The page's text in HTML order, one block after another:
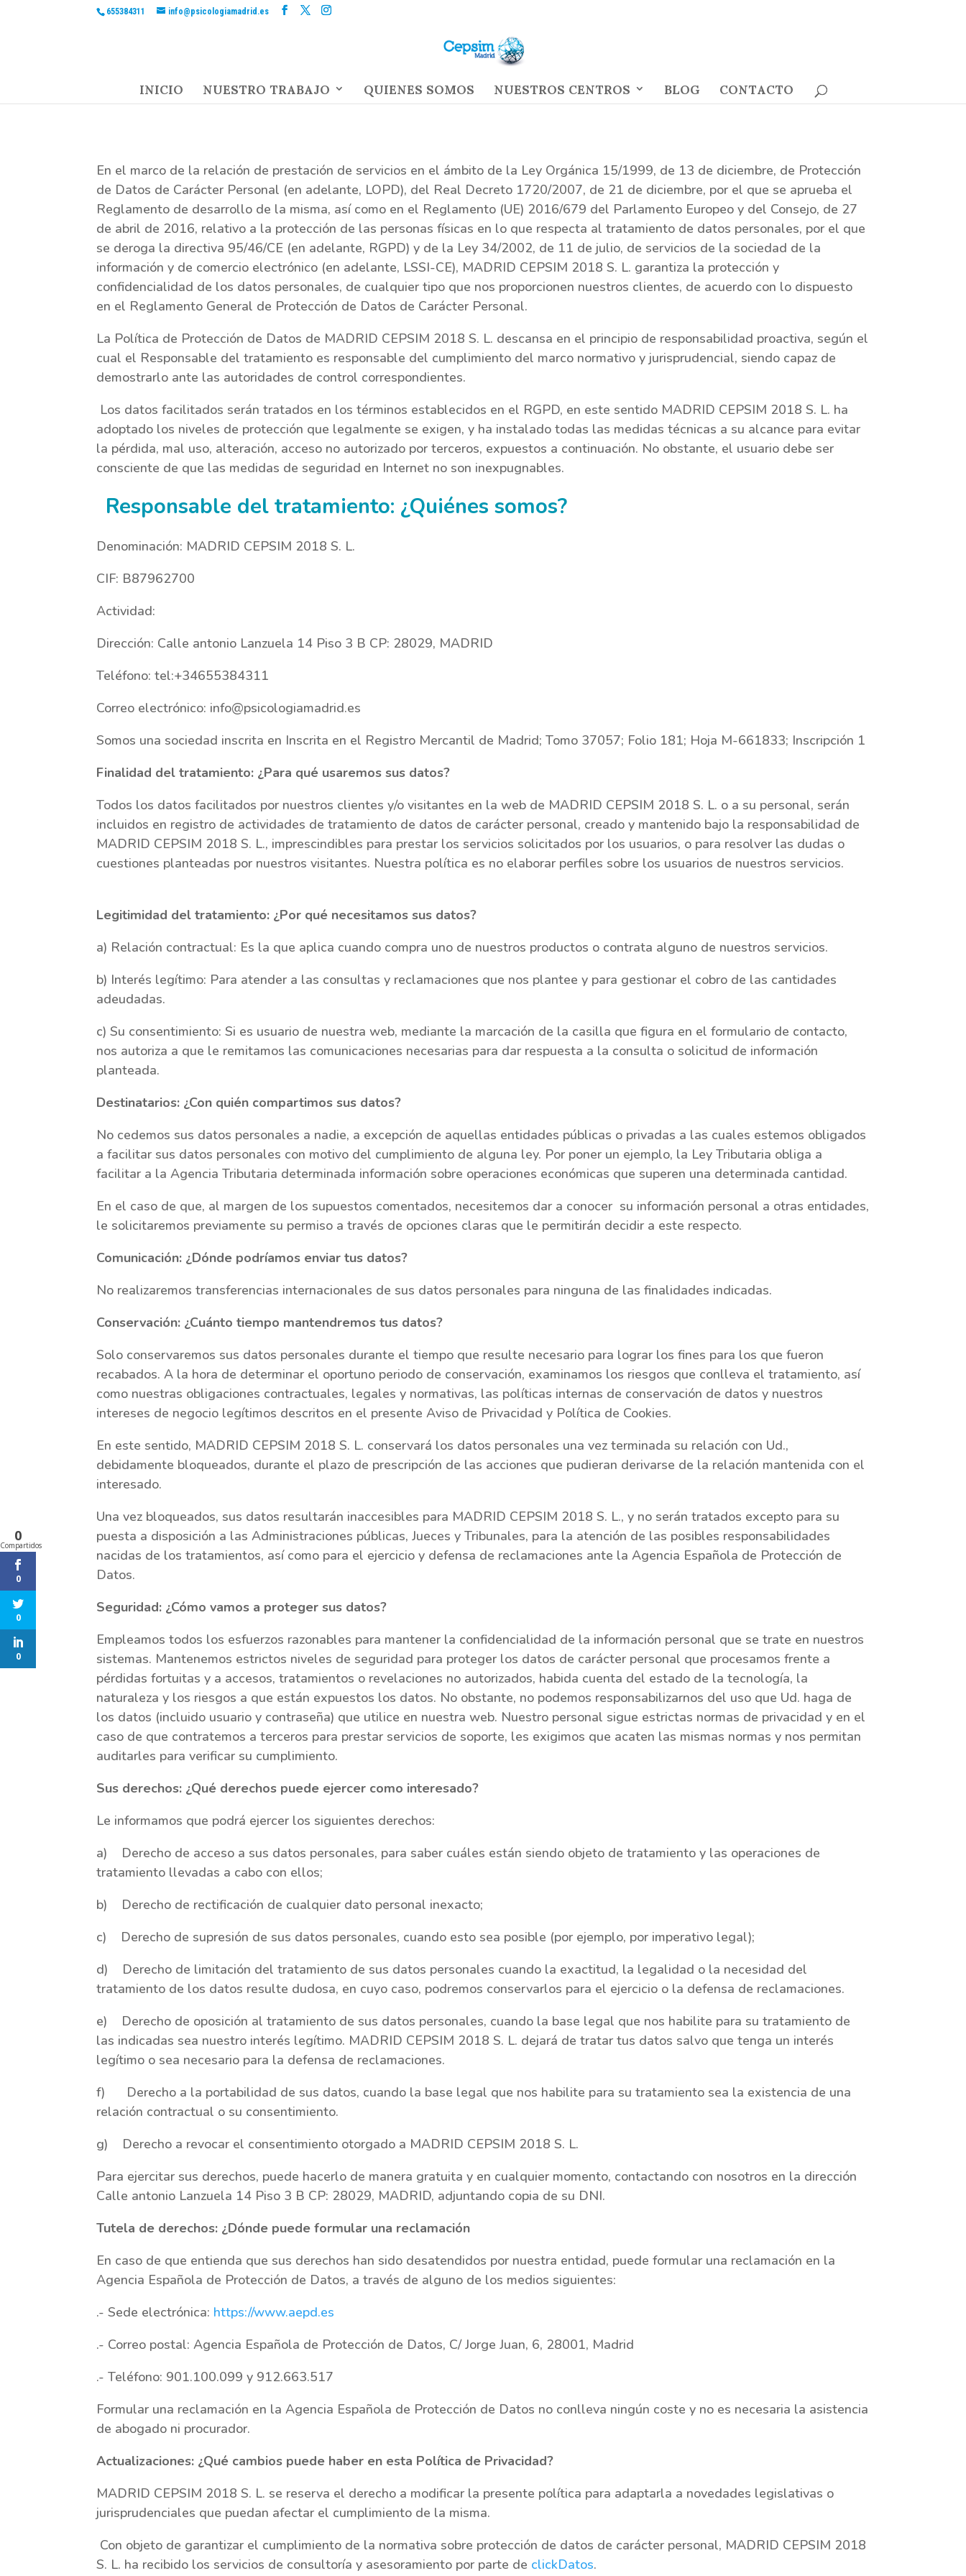
655384311 info@psicologiamadrid.es
INICIO NUESTRO TRABAJO QUIENES SOMOS NUESTROS CENTROS BLOG CONTACTO
En el marco de la relación de prestación de servicios en el ámbito de la Ley Orgánica 15/1999, de 13 de diciembre, de Protección
de Datos de Carácter Personal (en adelante, LOPD), del Real Decreto 1720/2007, de 21 de diciembre, por el que se aprueba el
Reglamento de desarrollo de la misma, así como en el Reglamento (UE) 2016/679 del Parlamento Europeo y del Consejo, de 27
de abril de 2016, relativo a la protección de las personas físicas en lo que respecta al tratamiento de datos personales, por el que
se deroga la directiva 95/46/CE (en adelante, RGPD) y de la Ley 34/2002, de 11 de julio, de servicios de la sociedad de la
información y de comercio electrónico (en adelante, LSSI-CE), MADRID CEPSIM 2018 S. L. garantiza la protección y
confidencialidad de los datos personales, de cualquier tipo que nos proporcionen nuestros clientes, de acuerdo con lo dispuesto
en el Reglamento General de Protección de Datos de Carácter Personal.
La Política de Protección de Datos de MADRID CEPSIM 2018 S. L. descansa en el principio de responsabilidad proactiva, según el
cual el Responsable del tratamiento es responsable del cumplimiento del marco normativo y jurisprudencial, siendo capaz de
demostrarlo ante las autoridades de control correspondientes.
Los datos facilitados serán tratados en los términos establecidos en el RGPD, en este sentido MADRID CEPSIM 2018 S. L. ha
adoptado los niveles de protección que legalmente se exigen, y ha instalado todas las medidas técnicas a su alcance para evitar
la pérdida, mal uso, alteración, acceso no autorizado por terceros, expuestos a continuación. No obstante, el usuario debe ser
consciente de que las medidas de seguridad en Internet no son inexpugnables.
Responsable del tratamiento: ¿Quiénes somos?
Denominación: MADRID CEPSIM 2018 S. L.
CIF: B87962700
Actividad:
Dirección: Calle antonio Lanzuela 14 Piso 3 B CP: 28029, MADRID
Teléfono: tel:+34655384311
Correo electrónico: info@psicologiamadrid.es
Somos una sociedad inscrita en Inscrita en el Registro Mercantil de Madrid; Tomo 37057; Folio 181; Hoja M-661833; Inscripción 1
Finalidad del tratamiento: ¿Para qué usaremos sus datos?
Todos los datos facilitados por nuestros clientes y/o visitantes en la web de MADRID CEPSIM 2018 S. L. o a su personal, serán
incluidos en registro de actividades de tratamiento de datos de carácter personal, creado y mantenido bajo la responsabilidad de
MADRID CEPSIM 2018 S. L., imprescindibles para prestar los servicios solicitados por los usuarios, o para resolver las dudas o
cuestiones planteadas por nuestros visitantes. Nuestra política es no elaborar perfiles sobre los usuarios de nuestros servicios.
Legitimidad del tratamiento: ¿Por qué necesitamos sus datos?
a) Relación contractual: Es la que aplica cuando compra uno de nuestros productos o contrata alguno de nuestros servicios.
b) Interés legítimo: Para atender a las consultas y reclamaciones que nos plantee y para gestionar el cobro de las cantidades
adeudadas.
c) Su consentimiento: Si es usuario de nuestra web, mediante la marcación de la casilla que figura en el formulario de contacto,
nos autoriza a que le remitamos las comunicaciones necesarias para dar respuesta a la consulta o solicitud de información
planteada.
Destinatarios: ¿Con quién compartimos sus datos?
No cedemos sus datos personales a nadie, a excepción de aquellas entidades públicas o privadas a las cuales estemos obligados
a facilitar sus datos personales con motivo del cumplimiento de alguna ley. Por poner un ejemplo, la Ley Tributaria obliga a
facilitar a la Agencia Tributaria determinada información sobre operaciones económicas que superen una determinada cantidad.
En el caso de que, al margen de los supuestos comentados, necesitemos dar a conocer su información personal a otras entidades,
le solicitaremos previamente su permiso a través de opciones claras que le permitirán decidir a este respecto.
Comunicación: ¿Dónde podríamos enviar tus datos?
No realizaremos transferencias internacionales de sus datos personales para ninguna de las finalidades indicadas.
Conservación: ¿Cuánto tiempo mantendremos tus datos?
Solo conservaremos sus datos personales durante el tiempo que resulte necesario para lograr los fines para los que fueron
recabados. A la hora de determinar el oportuno periodo de conservación, examinamos los riesgos que conlleva el tratamiento, así
como nuestras obligaciones contractuales, legales y normativas, las políticas internas de conservación de datos y nuestros
intereses de negocio legítimos descritos en el presente Aviso de Privacidad y Política de Cookies.
En este sentido, MADRID CEPSIM 2018 S. L. conservará los datos personales una vez terminada su relación con Ud.,
debidamente bloqueados, durante el plazo de prescripción de las acciones que pudieran derivarse de la relación mantenida con el
interesado.
Una vez bloqueados, sus datos resultarán inaccesibles para MADRID CEPSIM 2018 S. L., y no serán tratados excepto para su
puesta a disposición a las Administraciones públicas, Jueces y Tribunales, para la atención de las posibles responsabilidades
nacidas de los tratamientos, así como para el ejercicio y defensa de reclamaciones ante la Agencia Española de Protección de
Datos.
Seguridad: ¿Cómo vamos a proteger sus datos?
Empleamos todos los esfuerzos razonables para mantener la confidencialidad de la información personal que se trate en nuestros
sistemas. Mantenemos estrictos niveles de seguridad para proteger los datos de carácter personal que procesamos frente a
pérdidas fortuitas y a accesos, tratamientos o revelaciones no autorizados, habida cuenta del estado de la tecnología, la
naturaleza y los riesgos a que están expuestos los datos. No obstante, no podemos responsabilizarnos del uso que Ud. haga de
los datos (incluido usuario y contraseña) que utilice en nuestra web. Nuestro personal sigue estrictas normas de privacidad y en el
caso de que contratemos a terceros para prestar servicios de soporte, les exigimos que acaten las mismas normas y nos permitan
auditarles para verificar su cumplimiento.
Sus derechos: ¿Qué derechos puede ejercer como interesado?
Le informamos que podrá ejercer los siguientes derechos:
a) Derecho de acceso a sus datos personales, para saber cuáles están siendo objeto de tratamiento y las operaciones de
tratamiento llevadas a cabo con ellos;
b) Derecho de rectificación de cualquier dato personal inexacto;
c) Derecho de supresión de sus datos personales, cuando esto sea posible (por ejemplo, por imperativo legal);
d) Derecho de limitación del tratamiento de sus datos personales cuando la exactitud, la legalidad o la necesidad del
tratamiento de los datos resulte dudosa, en cuyo caso, podremos conservarlos para el ejercicio o la defensa de reclamaciones.
e) Derecho de oposición al tratamiento de sus datos personales, cuando la base legal que nos habilite para su tratamiento de
las indicadas sea nuestro interés legítimo. MADRID CEPSIM 2018 S. L. dejará de tratar tus datos salvo que tenga un interés
legítimo o sea necesario para la defensa de reclamaciones.
f) Derecho a la portabilidad de sus datos, cuando la base legal que nos habilite para su tratamiento sea la existencia de una
relación contractual o su consentimiento.
g) Derecho a revocar el consentimiento otorgado a MADRID CEPSIM 2018 S. L.
Para ejercitar sus derechos, puede hacerlo de manera gratuita y en cualquier momento, contactando con nosotros en la dirección
Calle antonio Lanzuela 14 Piso 3 B CP: 28029, MADRID, adjuntando copia de su DNI.
Tutela de derechos: ¿Dónde puede formular una reclamación
En caso de que entienda que sus derechos han sido desatendidos por nuestra entidad, puede formular una reclamación en la
Agencia Española de Protección de Datos, a través de alguno de los medios siguientes:
.- Sede electrónica: https://www.aepd.es
.- Correo postal: Agencia Española de Protección de Datos, C/ Jorge Juan, 6, 28001, Madrid
.- Teléfono: 901.100.099 y 912.663.517
Formular una reclamación en la Agencia Española de Protección de Datos no conlleva ningún coste y no es necesaria la asistencia
de abogado ni procurador.
Actualizaciones: ¿Qué cambios puede haber en esta Política de Privacidad?
MADRID CEPSIM 2018 S. L. se reserva el derecho a modificar la presente política para adaptarla a novedades legislativas o
jurisprudenciales que puedan afectar el cumplimiento de la misma.
Con objeto de garantizar el cumplimiento de la normativa sobre protección de datos de carácter personal, MADRID CEPSIM 2018
S. L. ha recibido los servicios de consultoría y asesoramiento por parte de clickDatos.
0
Compartidos
0
0
0